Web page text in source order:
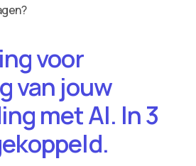
voor
van jouw
met AI. In 3